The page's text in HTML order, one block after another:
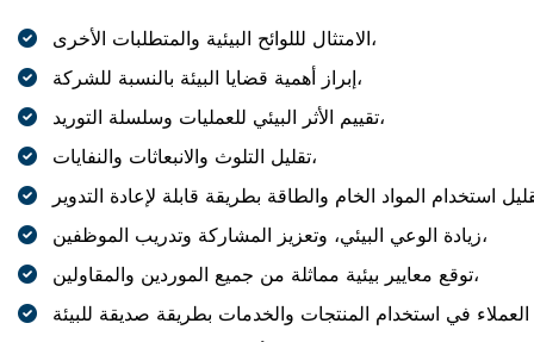
الامتثال لللوائح البيئية والمتطلبات الأخرى،
إبراز أهمية قضايا البيئة بالنسبة للشركة،
تقييم الأثر البيئي للعمليات وسلسلة التوريد،
تقليل التلوث والانبعاثات والنفايات،
زيادة الوعي البيئي، وتعزيز المشاركة وتدريب الموظفين،
توقع معايير بيئية مماثلة من جميع الموردين والمقاولين،